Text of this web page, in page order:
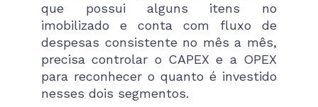
que possui alguns itens no
imobilizado e conta com fluxo de
despesas consistente no mês a mês,
precisa controlar o CAPEX e a OPEX
para reconhecer o quanto é investido
nesses dois segmentos.